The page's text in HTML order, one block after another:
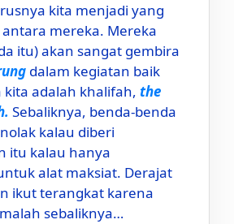
kita menjadi yang
mereka. Mereka
itu) akan sangat gembira
dalam kegiatan baik
kita adalah khalifah, the
Sebaliknya, benda-benda
kalau diberi
itu kalau hanya
alat maksiat. Derajat
ikut terangkat karena
sebaliknya…